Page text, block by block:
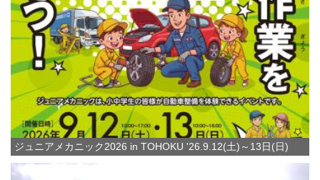
ジュニアメカニック2026 in TOHOKU '26.9.12(土)～13日(日)